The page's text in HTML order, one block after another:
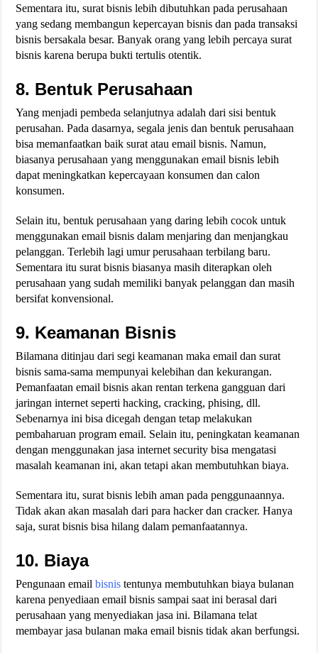
Sementara itu, surat bisnis lebih dibutuhkan pada perusahaan
yang sedang membangun kepercayan bisnis dan pada transaksi
bisnis bersakala besar. Banyak orang yang lebih percaya surat
bisnis karena berupa bukti tertulis otentik.
8. Bentuk Perusahaan
Yang menjadi pembeda selanjutnya adalah dari sisi bentuk
perusahan. Pada dasarnya, segala jenis dan bentuk perusahaan
bisa memanfaatkan baik surat atau email bisnis. Namun,
biasanya perusahaan yang menggunakan email bisnis lebih
dapat meningkatkan kepercayaan konsumen dan calon
konsumen.
Selain itu, bentuk perusahaan yang daring lebih cocok untuk
menggunakan email bisnis dalam menjaring dan menjangkau
pelanggan. Terlebih lagi umur perusahaan terbilang baru.
Sementara itu surat bisnis biasanya masih diterapkan oleh
perusahaan yang sudah memiliki banyak pelanggan dan masih
bersifat konvensional.
9. Keamanan Bisnis
Bilamana ditinjau dari segi keamanan maka email dan surat
bisnis sama-sama mempunyai kelebihan dan kekurangan.
Pemanfaatan email bisnis akan rentan terkena gangguan dari
jaringan internet seperti hacking, cracking, phising, dll.
Sebenarnya ini bisa dicegah dengan tetap melakukan
pembaharuan program email. Selain itu, peningkatan keamanan
dengan menggunakan jasa internet security bisa mengatasi
masalah keamanan ini, akan tetapi akan membutuhkan biaya.
Sementara itu, surat bisnis lebih aman pada penggunaannya.
Tidak akan akan masalah dari para hacker dan cracker. Hanya
saja, surat bisnis bisa hilang dalam pemanfaatannya.
10. Biaya
Pengunaan emailbisnis tentunya membutuhkan biaya bulanan
karena penyediaan email bisnis sampai saat ini berasal dari
perusahaan yang menyediakan jasa ini. Bilamana telat
membayar jasa bulanan maka email bisnis tidak akan berfungsi.